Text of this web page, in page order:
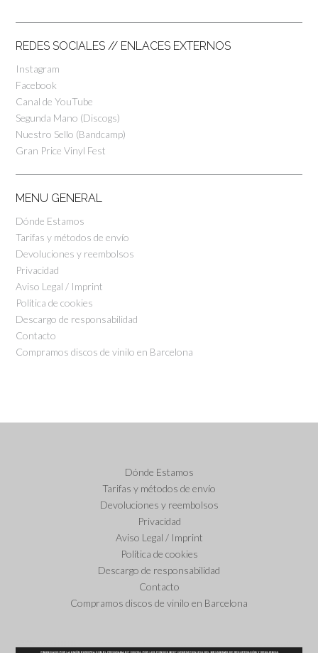
REDES SOCIALES // ENLACES EXTERNOS
Instagram
Facebook
Canal de YouTube
Segunda Mano (Discogs)
Nuestro Sello (Bandcamp)
Gran Price Vinyl Fest
MENU GENERAL
Dónde Estamos
Tarifas y métodos de envío
Devoluciones y reembolsos
Privacidad
Aviso Legal / Imprint
Política de cookies
Descargo de responsabilidad
Contacto
Compramos discos de vinilo en Barcelona
Dónde Estamos
Tarifas y métodos de envío
Devoluciones y reembolsos
Privacidad
Aviso Legal / Imprint
Política de cookies
Descargo de responsabilidad
Contacto
Compramos discos de vinilo en Barcelona